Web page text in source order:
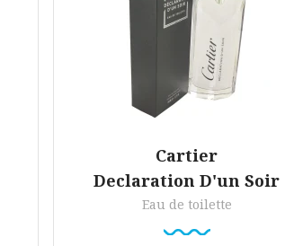
Cartier
Declaration D'un Soir
Eau de toilette